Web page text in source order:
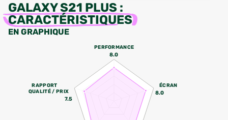
GALAXY S21 PLUS :
CARACTÉRISTIQUES
EN GRAPHIQUE
PERFORMANCE
8.0
ÉCRAN
8.0
RAPPORT
QUALITÉ / PRIX
7.5